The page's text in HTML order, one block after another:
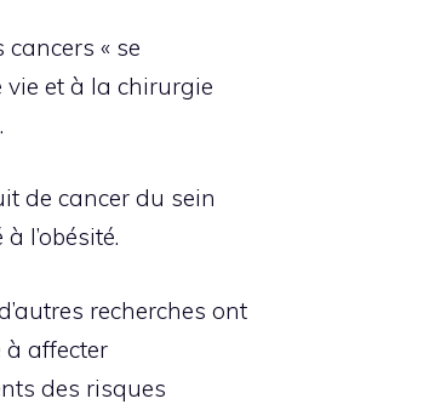
« se
et à la chirurgie
de cancer du sein
l’obésité.
recherches ont
à affecter
des risques